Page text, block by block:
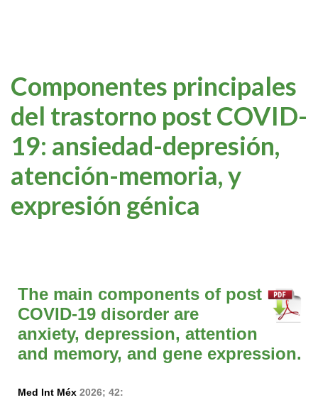
Componentes principales
del trastorno post COVID-
19: ansiedad-depresión,
atención-memoria, y
expresión génica
The main components of post
COVID-19 disorder are
anxiety, depression, attention
and memory, and gene expression.
Med Int Méx 2026; 42: